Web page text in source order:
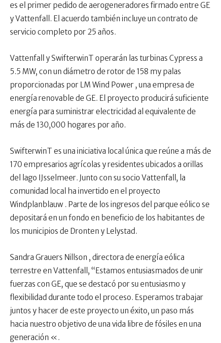
es el primer pedido de aerogeneradores firmado entre GE
y Vattenfall. El acuerdo también incluye un contrato de
servicio completo por 25 años.
Vattenfall y SwifterwinT operarán las turbinas Cypress a
5.5 MW, con un diámetro de rotor de 158 my palas
proporcionadas por LM Wind Power , una empresa de
energía renovable de GE. El proyecto producirá suficiente
energía para suministrar electricidad al equivalente de
más de 130,000 hogares por año.
SwifterwinT es una iniciativa local única que reúne a más de
170 empresarios agrícolas y residentes ubicados a orillas
del lago IJsselmeer. Junto con su socio Vattenfall, la
comunidad local ha invertido en el proyecto
Windplanblauw . Parte de los ingresos del parque eólico se
depositará en un fondo en beneficio de los habitantes de
los municipios de Dronten y Lelystad.
Sandra Grauers Nillson , directora de energía eólica
terrestre en Vattenfall, “Estamos entusiasmados de unir
fuerzas con GE, que se destacó por su entusiasmo y
flexibilidad durante todo el proceso. Esperamos trabajar
juntos y hacer de este proyecto un éxito, un paso más
hacia nuestro objetivo de una vida libre de fósiles en una
generación «.